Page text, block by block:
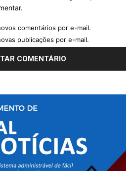
comentários por e-mail.
publicações por e-mail.